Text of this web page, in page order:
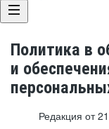
Политика в
и
Редакция от